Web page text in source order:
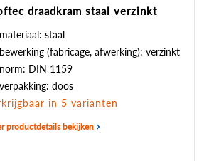
draadkram staal verzinkt
materiaal: staal
bewerking (fabricage, afwerking): verzinkt
norm: DIN 1159
verpakking: doos
in 5 varianten
productdetails bekijken